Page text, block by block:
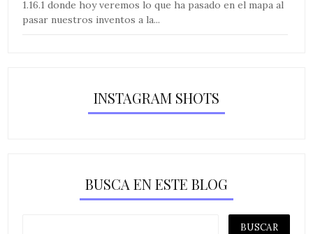
1.16.1 donde hoy veremos lo que ha pasado en el mapa al
pasar nuestros inventos a la...
INSTAGRAM SHOTS
BUSCA EN ESTE BLOG